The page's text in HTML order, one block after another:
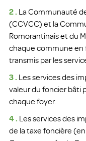
2 . La Communauté
(CCVCC) et la
Romorantinais et du
chaque commune
transmis par les
3 . Les services des
valeur du foncier bâti
chaque foyer.
4 . Les services des
de la taxe foncière